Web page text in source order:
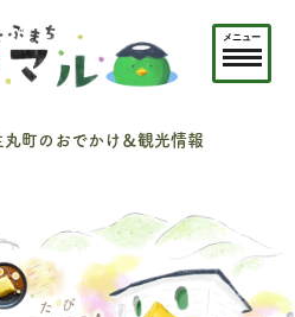
町のおでかけ＆観光情報
メニュー